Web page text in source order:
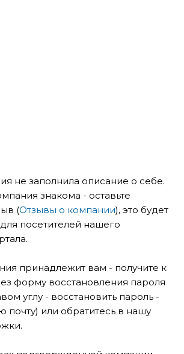
не заполнила описание о себе.
знакома - оставьте
(Отзывы о компании), это будет
посетителей нашего
принадлежит вам - получите к
форму восстановления пароля
углу - восстановить пароль -
почту) или обратитесь в нашу